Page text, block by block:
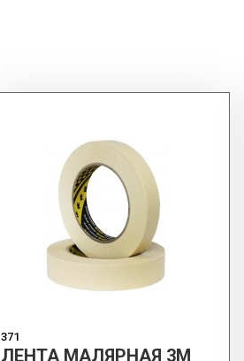
371
ЛЕНТА МАЛЯРНАЯ 3M